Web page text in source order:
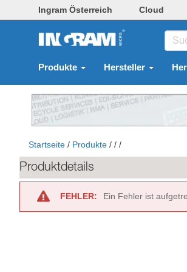
Ingram Österreich Cloud
Produkte Hersteller
Startseite / Produkte / / /
Produktdetails
FEHLER: Ein Fehler ist